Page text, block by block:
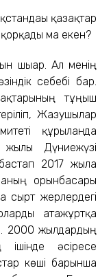
қазақтар
қорқады ма екен?
шығар. Ал менің
себебі бар.
тұңғыш
Жазушылар
құрылғанда
Дүниежүзі
2017 жылға
орынбасары
сырт жерлердегі
атажұртқа
2000 жылдардың
әсіресе
көші барынша